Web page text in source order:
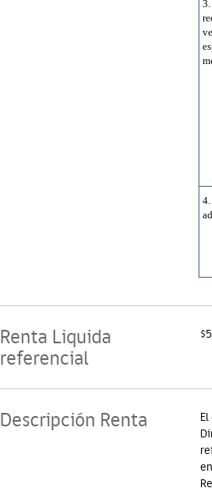
4.
Renta Liquida
referencial
Descripción Renta